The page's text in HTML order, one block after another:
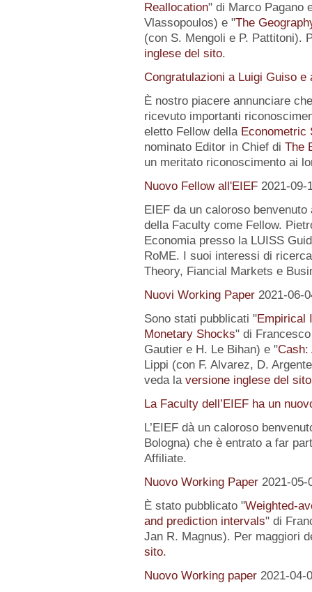
Reallocation" di Marco Pagano
Vlassopoulos) e "The
(con S. Mengoli e P. Pattitoni).
inglese del sito.
Congratulazioni a Luigi Guiso e
È nostro piacere annunciare
ricevuto importanti
eletto Fellow della Econometric
nominato Editor in Chief di The
un meritato riconoscimento ai
Nuovo Fellow all'EIEF 2021-09-
EIEF da un caloroso
della Faculty come Fellow.
Economia presso la LUISS
RoME. I suoi interessi di
Theory, Fiancial Markets e
Nuovi Working Paper 2021-06-
Sono stati pubblicati "Empirical
Monetary Shocks" di
Gautier e H. Le Bihan) e "Cash:
Lippi (con F. Alvarez, D.
veda la versione inglese del sito
La Faculty dell’EIEF ha un
L’EIEF dà un caloroso
Bologna) che è entrato a far
Affiliate.
Nuovo Working Paper 2021-05-
È stato pubblicato "Weighted-
and prediction intervals" di
Jan R. Magnus). Per maggiori
sito.
Nuovo Working paper 2021-04-